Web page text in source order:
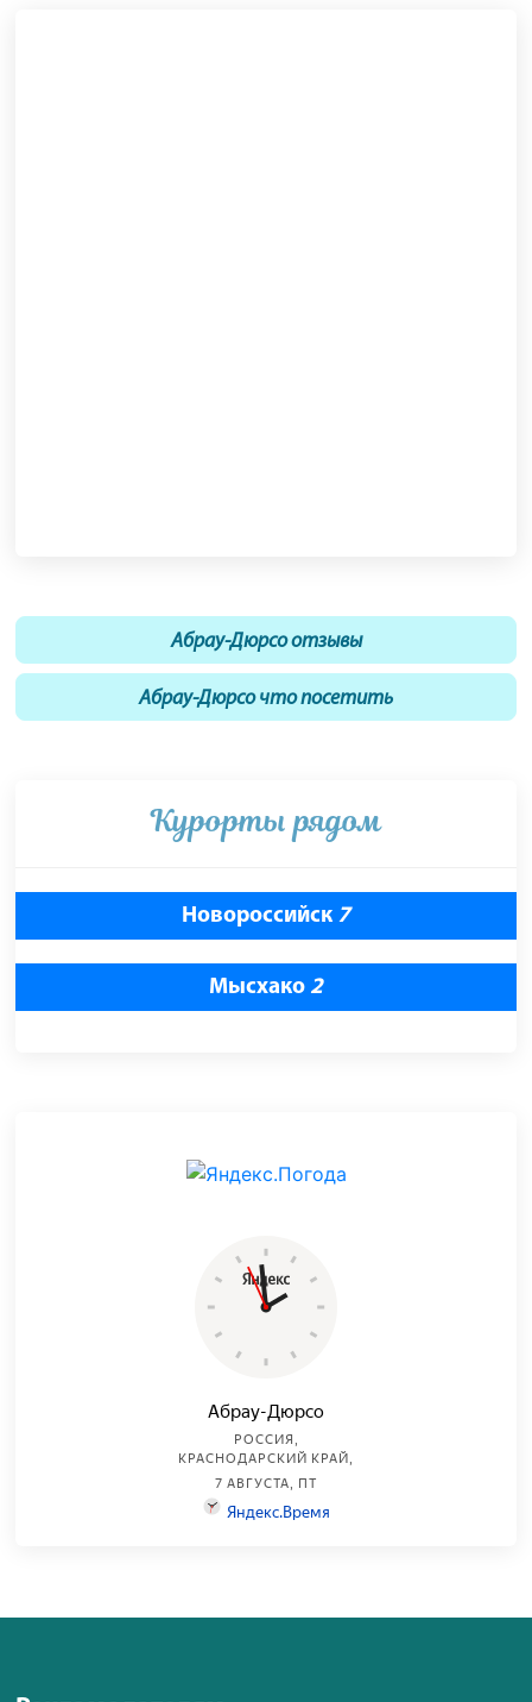
Абрау-Дюрсо отзывы
Абрау-Дюрсо что посетить
Курорты рядом
Новороссийск 7
Мысхако 2